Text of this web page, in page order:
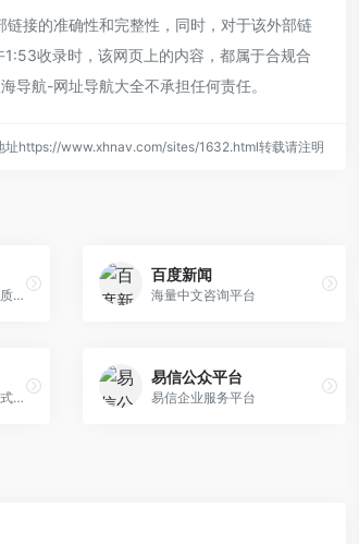
接的准确性和完整性，同时，对于该外部链
收录时，该网页上的内容，都属于合规合
导航-网址导航大全不承担任何责任。
址https://www.xhnav.com/sites/1632.html转载请注明
新浪网为自媒体提供的优质原创内容生产平台
百度新闻
海量中文咨询平台
是以游戏直播为主的弹幕式互动直播平台
易信公众平台
易信企业服务平台